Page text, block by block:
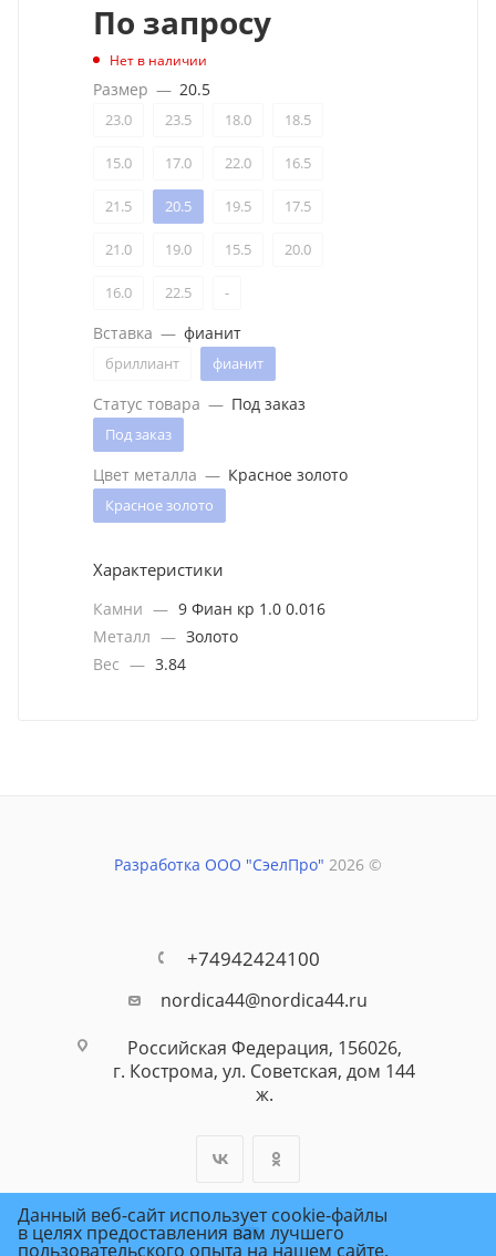
По запросу
Нет в наличии
Размер — 20.5
23.0 23.5 18.0 18.5
15.0 17.0 22.0 16.5
21.5 20.5 19.5 17.5
21.0 19.0 15.5 20.0
16.0 22.5 -
Вставка — фианит
бриллиант фианит
Статус товара — Под заказ
Под заказ
Цвет металла — Красное золото
Красное золото
Характеристики
Камни — 9 Фиан кр 1.0 0.016
Металл — Золото
Вес — 3.84
Разработка ООО "СэелПро" 2026 ©
+74942424100
nordica44@nordica44.ru
Российская Федерация, 156026,
г. Кострома, ул. Советская, дом 144
ж.
Данный веб-сайт использует cookie-файлы
в целях предоставления вам лучшего
пользовательского опыта на нашем сайте.